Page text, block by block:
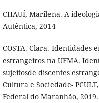
CHAUÍ, Marilena. A
Autêntica, 2014
COSTA. Clara. Identidades
estrangeiros na UFMA.
sujeitosde discentes
Cultura e Sociedade-
Federal do Maranhão, 2019.